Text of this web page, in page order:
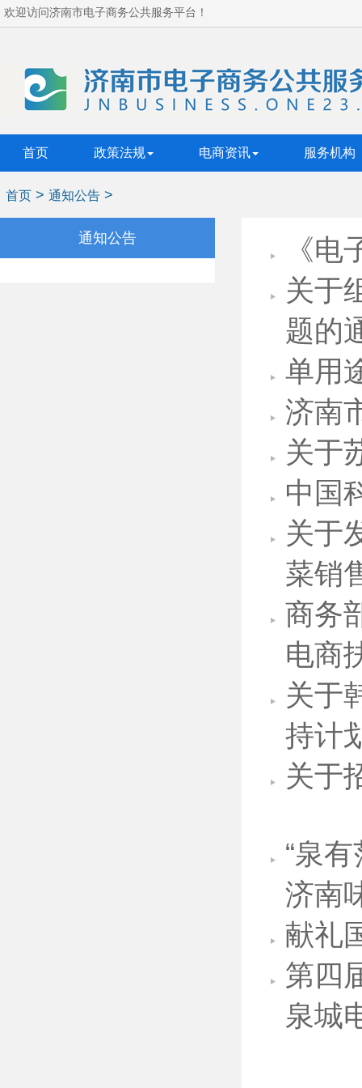
欢迎访问济南市电子商务公共服务平台！
首页 政策法规 电商资讯 服务机构
首页 > 通知公告 >
通知公告
《
关于
题的
单用
济南
关于
中国
关于
菜销
商务
电商
关于
持计
关于
“泉
济南
献礼
第四
泉城